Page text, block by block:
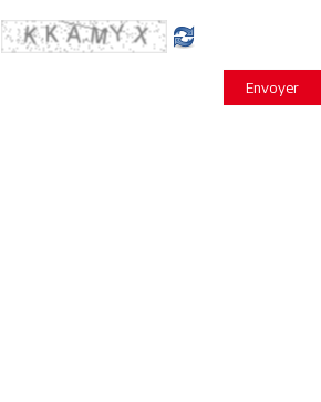
Envoyer